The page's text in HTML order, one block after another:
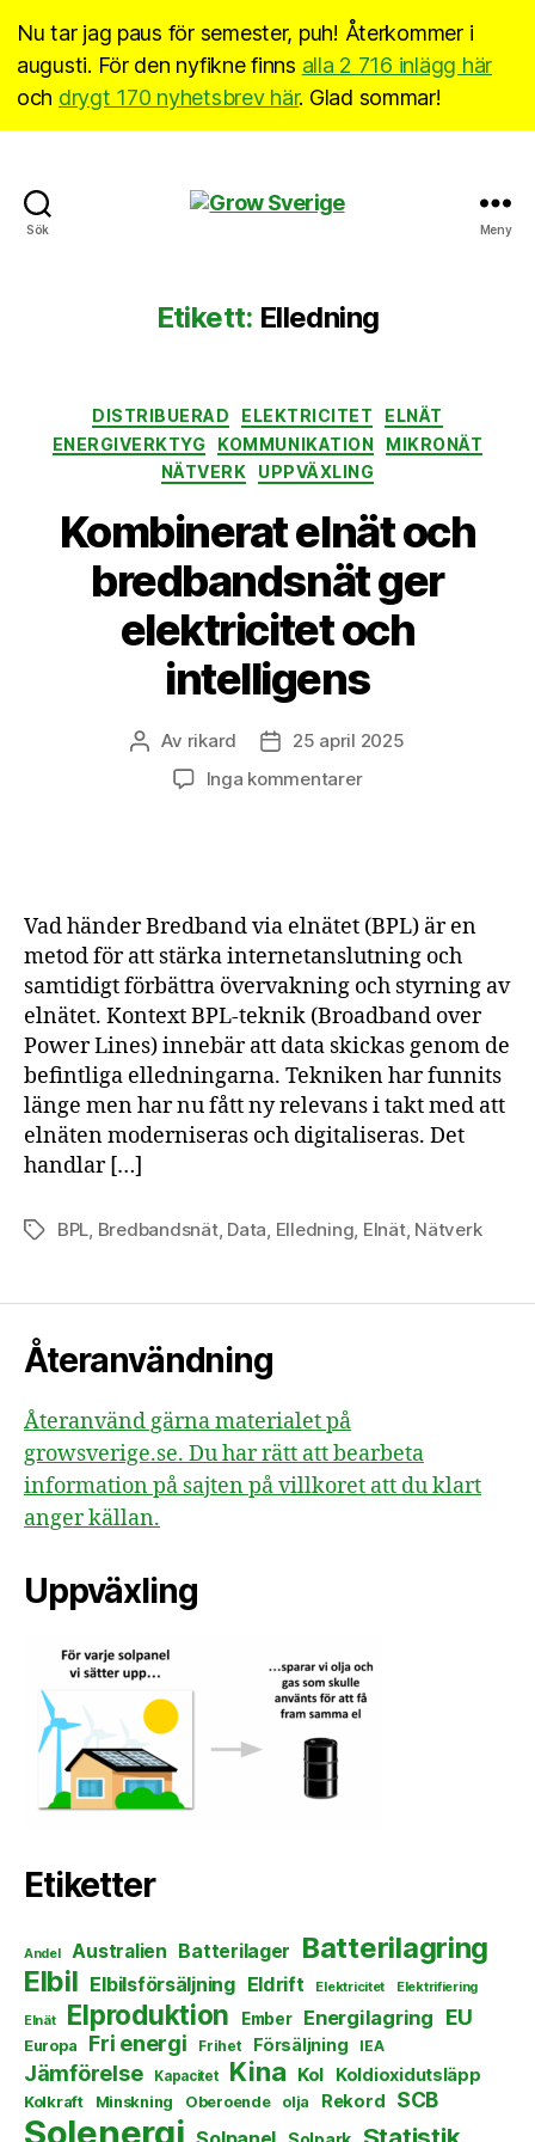
Nu tar jag paus för semester, puh! Återkommer i
augusti. För den nyfikne finns alla 2 716 inlägg här
och drygt 170 nyhetsbrev här. Glad sommar!
Sök Meny
Etikett: Elledning
Kategorier
DISTRIBUERAD ELEKTRICITET
ELNÄT
ENERGIVERKTYG
KOMMUNIKATION
MIKRONÄT
NÄTVERK
UPPVÄXLING
Kombinerat elnät och
bredbandsnät ger
elektricitet och
intelligens
Inläggsförfattare
Av rikard Inläggsdatum
25 april 2025
Inga kommentarertill
elektricitet
och
intelligens
Vad händer Bredband via elnätet (BPL) är en
metod för att stärka internetanslutning och
samtidigt förbättra övervakning och styrning av
elnätet. Kontext BPL-teknik (Broadband over
Power Lines) innebär att data skickas genom de
befintliga elledningarna. Tekniken har funnits
länge men har nu fått ny relevans i takt med att
elnäten moderniseras och digitaliseras. Det
handlar […]
Etiketter
BPL Bredbandsnät, Data Elledning Elnät, Nätverk
Återanvändning
Återanvänd gärna materialet på
growsverige.se. Du har rätt att bearbeta
information på sajten på villkoret att du klart
anger källan.
Uppväxling
Etiketter
Andel Australien Batterilager Batterilagring
Elbil Elbilsförsäljning Eldrift Elektricitet Elektrifiering
Elnät Elproduktion Ember Energilagring EU
Europa Fri energi Frihet Försäljning IEA
Jämförelse Kapacitet Kina Kol Koldioxidutsläpp
Kolkraft Minskning Oberoende olja Rekord SCB
Solenergi Statistik